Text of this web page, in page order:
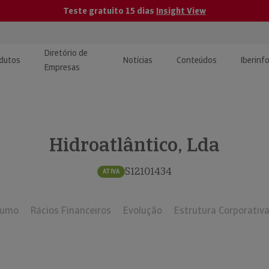
Teste gratuito 15 dias Insight View
e Monitorização de
Diretório de
Empresas
Notícias Conteúdos
| Estudos e
Hidroatlântico, Lda
ATIVA 512101434
Rácios Financeiros Evolução Estrutura Corporativa